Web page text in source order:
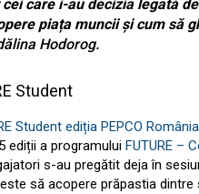
care i-au decizia legată
piața muncii și cum să
Hodorog.
Student
Student ediția PEPCO România
ediții a programului FUTURE –
s-au pregătit deja în
este să acopere prăpastia